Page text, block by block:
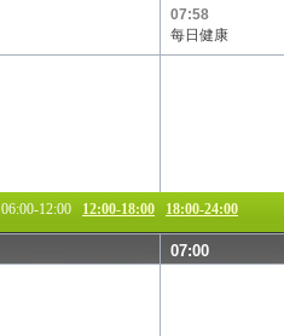
07:58
每日健康
06:00-12:00 12:00-18:00 18:00-24:00
07:00